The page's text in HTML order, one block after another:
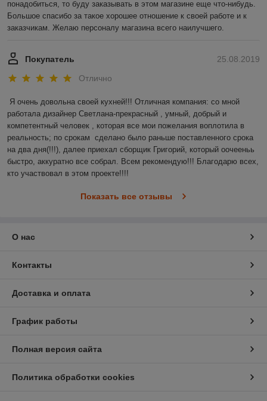
понадобиться, то буду заказывать в этом магазине еще что-нибудь.
Большое спасибо за такое хорошее отношение к своей работе и к
заказчикам. Желаю персоналу магазина всего наилучшего.
25.08.2019
Покупатель
Отлично
Я очень довольна своей кухней!!! Отличная компания: со мной
работала дизайнер Светлана-прекрасный , умный, добрый и
компетентный человек , которая все мои пожелания воплотила в
реальность; по срокам  сделано было раньше поставленного срока
на два дня(!!!), далее приехал сборщик Григорий, который оочееньь
быстро, аккуратно все собрал. Всем рекомендую!!! Благодарю всех,
кто участвовал в этом проекте!!!!
Показать все отзывы
О нас
Контакты
Доставка и оплата
График работы
Полная версия сайта
Политика обработки cookies